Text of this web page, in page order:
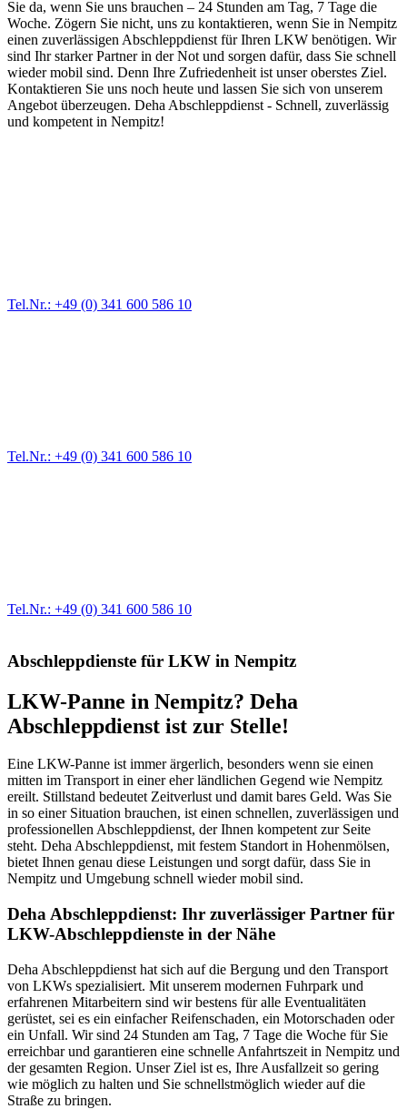
Sie da, wenn Sie uns brauchen – 24 Stunden am Tag, 7 Tage die
Woche. Zögern Sie nicht, uns zu kontaktieren, wenn Sie in Nempitz
einen zuverlässigen Abschleppdienst für Ihren LKW benötigen. Wir
sind Ihr starker Partner in der Not und sorgen dafür, dass Sie schnell
wieder mobil sind. Denn Ihre Zufriedenheit ist unser oberstes Ziel.
Kontaktieren Sie uns noch heute und lassen Sie sich von unserem
Angebot überzeugen. Deha Abschleppdienst - Schnell, zuverlässig
und kompetent in Nempitz!
Tel.Nr.: +49 (0) 341 600 586 10
Tel.Nr.: +49 (0) 341 600 586 10
Tel.Nr.: +49 (0) 341 600 586 10
Abschleppdienste für LKW in Nempitz
LKW-Panne in Nempitz? Deha
Abschleppdienst ist zur Stelle!
Eine LKW-Panne ist immer ärgerlich, besonders wenn sie einen
mitten im Transport in einer eher ländlichen Gegend wie Nempitz
ereilt. Stillstand bedeutet Zeitverlust und damit bares Geld. Was Sie
in so einer Situation brauchen, ist einen schnellen, zuverlässigen und
professionellen Abschleppdienst, der Ihnen kompetent zur Seite
steht. Deha Abschleppdienst, mit festem Standort in Hohenmölsen,
bietet Ihnen genau diese Leistungen und sorgt dafür, dass Sie in
Nempitz und Umgebung schnell wieder mobil sind.
Deha Abschleppdienst: Ihr zuverlässiger Partner für
LKW-Abschleppdienste in der Nähe
Deha Abschleppdienst hat sich auf die Bergung und den Transport
von LKWs spezialisiert. Mit unserem modernen Fuhrpark und
erfahrenen Mitarbeitern sind wir bestens für alle Eventualitäten
gerüstet, sei es ein einfacher Reifenschaden, ein Motorschaden oder
ein Unfall. Wir sind 24 Stunden am Tag, 7 Tage die Woche für Sie
erreichbar und garantieren eine schnelle Anfahrtszeit in Nempitz und
der gesamten Region. Unser Ziel ist es, Ihre Ausfallzeit so gering
wie möglich zu halten und Sie schnellstmöglich wieder auf die
Straße zu bringen.